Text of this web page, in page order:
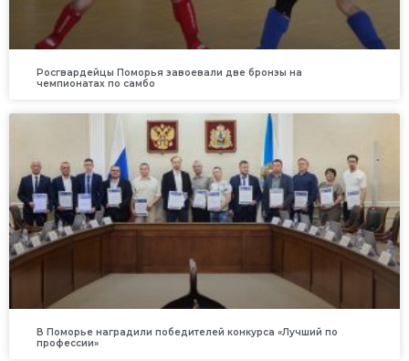
Росгвардейцы Поморья завоевали две бронзы на
чемпионатах по самбо
В Поморье наградили победителей конкурса «Лучший по
профессии»